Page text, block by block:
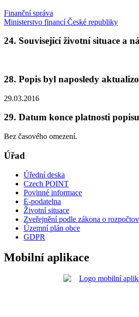
Finanční správa
Ministerstvo financí České republiky
24. Související životní situace a
28. Popis byl naposledy
29.03.2016
29. Datum konce platnosti popisu
Bez časového omezení.
Úřad
Úřední deska
Czech POINT
Povinné informace
E-podatelna
Životní situace
Zveřejnění podle zákona o
Územní plán obce
GDPR
Mobilní aplikace